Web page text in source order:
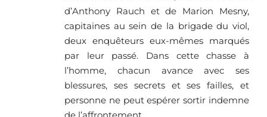
d’Anthony Rauch et de Marion Mesny,
capitaines au sein de la brigade du viol,
deux enquêteurs eux-mêmes marqués
par leur passé. Dans cette chasse à
l’homme, chacun avance avec ses
blessures, ses secrets et ses failles, et
personne ne peut espérer sortir indemne